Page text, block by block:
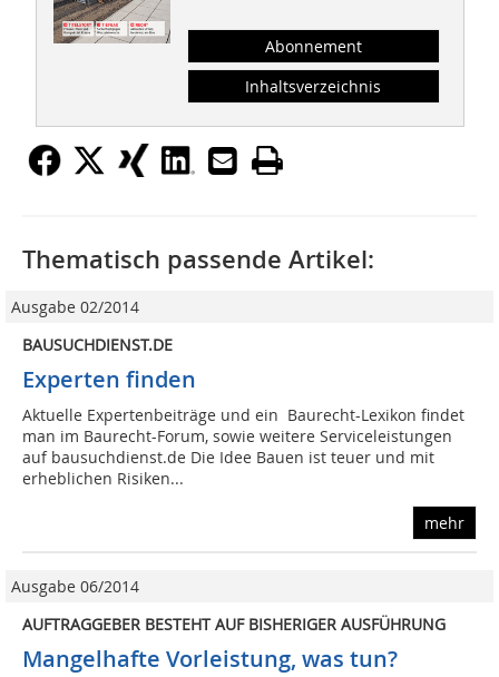
Abonnement
Inhaltsverzeichnis
Thematisch passende Artikel:
Ausgabe 02/2014
BAUSUCHDIENST.DE
Experten finden
Aktuelle Expertenbeiträge und ein Baurecht-Lexikon findet
man im Baurecht-Forum, sowie weitere Serviceleistungen
auf bausuchdienst.de Die Idee Bauen ist teuer und mit
erheblichen Risiken...
mehr
Ausgabe 06/2014
AUFTRAGGEBER BESTEHT AUF BISHERIGER AUSFÜHRUNG
Mangelhafte Vorleistung, was tun?